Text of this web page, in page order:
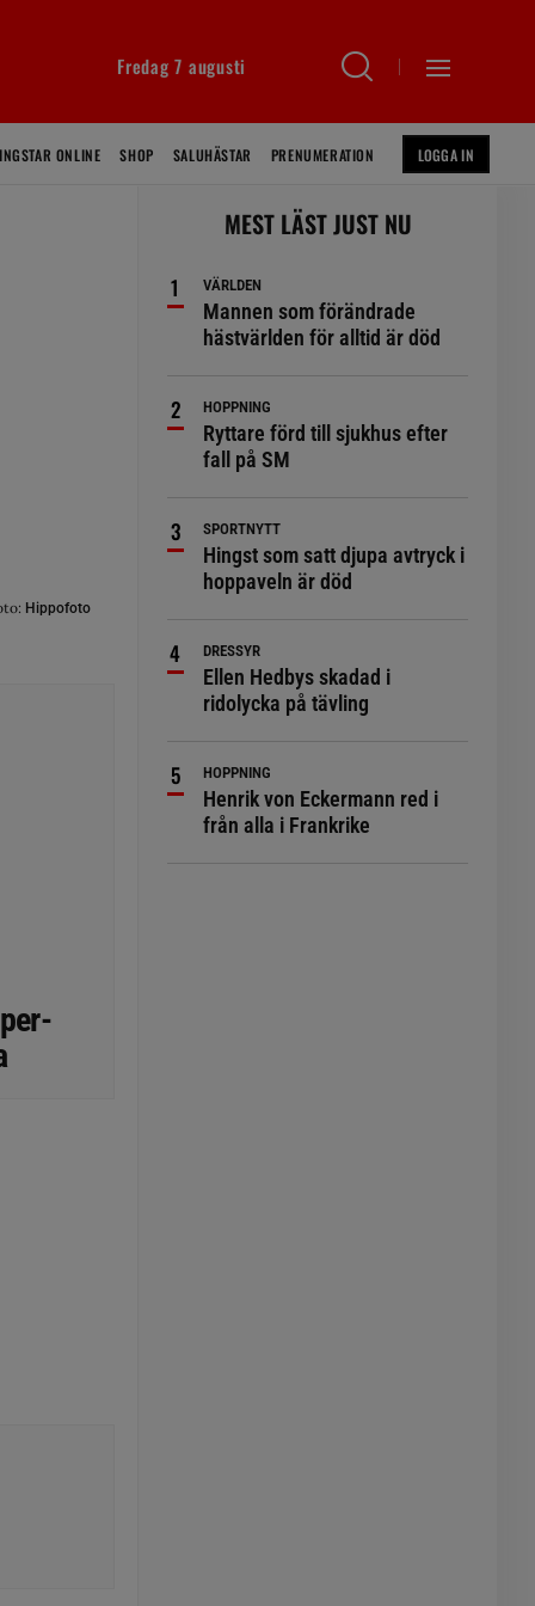
Fredag 7 augusti
ONLINE SHOP SALUHÄSTAR PRENUMERATION LOGGA IN
Hippofoto
MEST LÄST JUST NU
VÄRLDEN
Mannen som förändrade
hästvärlden för alltid är död
HOPPNING
Ryttare förd till sjukhus efter
fall på SM
SPORTNYTT
Hingst som satt djupa avtryck i
hoppaveln är död
DRESSYR
Ellen Hedbys skadad i
ridolycka på tävling
HOPPNING
Henrik von Eckermann red i
från alla i Frankrike